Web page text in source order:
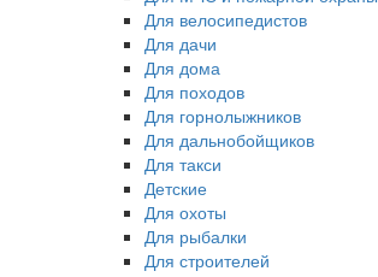
Для велосипедистов
Для дачи
Для дома
Для походов
Для горнолыжников
Для дальнобойщиков
Для такси
Детские
Для охоты
Для рыбалки
Для строителей